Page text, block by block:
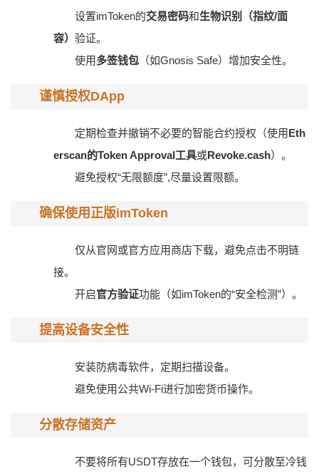
设置imToken的交易密码和生物识别（指纹/面
容） 验证。
使用多签钱包 （如Gnosis Safe）增加安全性。
谨慎授权DApp
定期检查并撤销不必要的智能合约授权（使用Eth
erscan的Token Approval工具或Revoke.cash）。
避免授权“无限额度”,尽量设置限额。
确保使用正版imToken
仅从官网或官方应用商店下载，避免点击不明链
接。
开启官方验证功能（如imToken的“安全检测”）。
提高设备安全性
安装防病毒软件，定期扫描设备。
避免使用公共Wi-Fi进行加密货币操作。
分散存储资产
不要将所有USDT存放在一个钱包，可分散至冷钱